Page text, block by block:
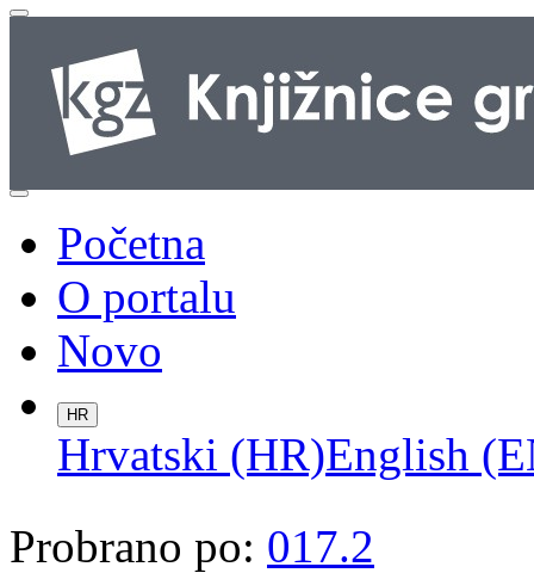
Početna
O portalu
Novo
HR
Hrvatski (HR)English
Probrano po: 017.2